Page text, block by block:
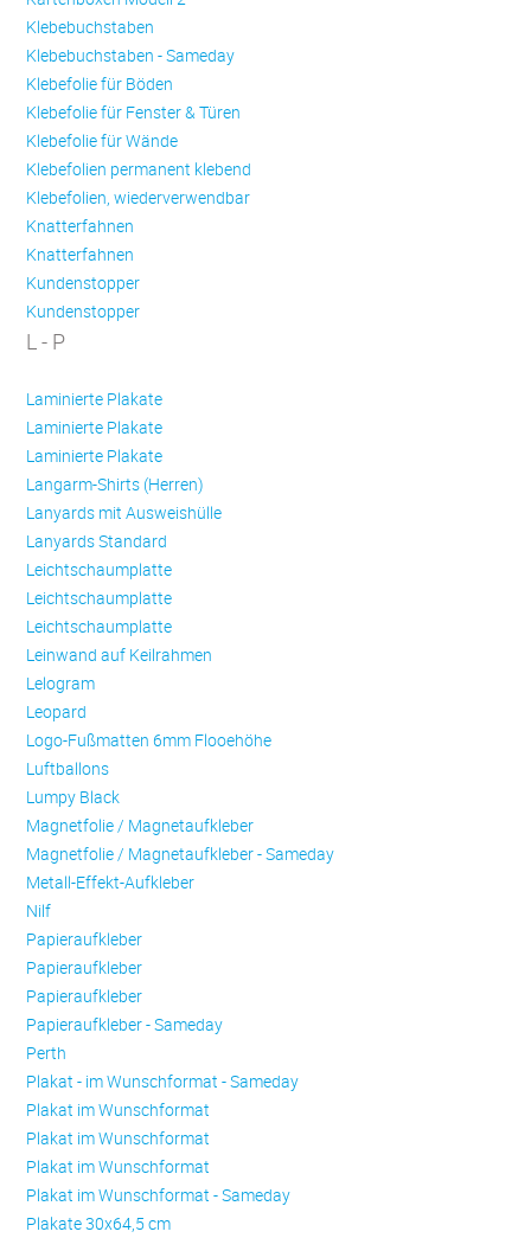
Klebebuchstaben
Klebebuchstaben - Sameday
Klebefolie für Böden
Klebefolie für Fenster & Türen
Klebefolie für Wände
Klebefolien permanent klebend
Klebefolien, wiederverwendbar
Knatterfahnen
Knatterfahnen
Kundenstopper
Kundenstopper
L - P
Laminierte Plakate
Laminierte Plakate
Laminierte Plakate
Langarm-Shirts (Herren)
Lanyards mit Ausweishülle
Lanyards Standard
Leichtschaumplatte
Leichtschaumplatte
Leichtschaumplatte
Leinwand auf Keilrahmen
Lelogram
Leopard
Logo-Fußmatten 6mm Flooehöhe
Luftballons
Lumpy Black
Magnetfolie / Magnetaufkleber
Magnetfolie / Magnetaufkleber - Sameday
Metall-Effekt-Aufkleber
Nilf
Papieraufkleber
Papieraufkleber
Papieraufkleber
Papieraufkleber - Sameday
Perth
Plakat - im Wunschformat - Sameday
Plakat im Wunschformat
Plakat im Wunschformat
Plakat im Wunschformat
Plakat im Wunschformat - Sameday
Plakate 30x64,5 cm